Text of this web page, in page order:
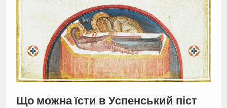
Що можна їсти в Успенський піст